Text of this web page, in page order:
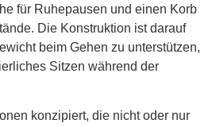
für Ruhepausen und einen Korb
Die Konstruktion ist darauf
beim Gehen zu unterstützen,
Sitzen während der
konzipiert, die nicht oder nur